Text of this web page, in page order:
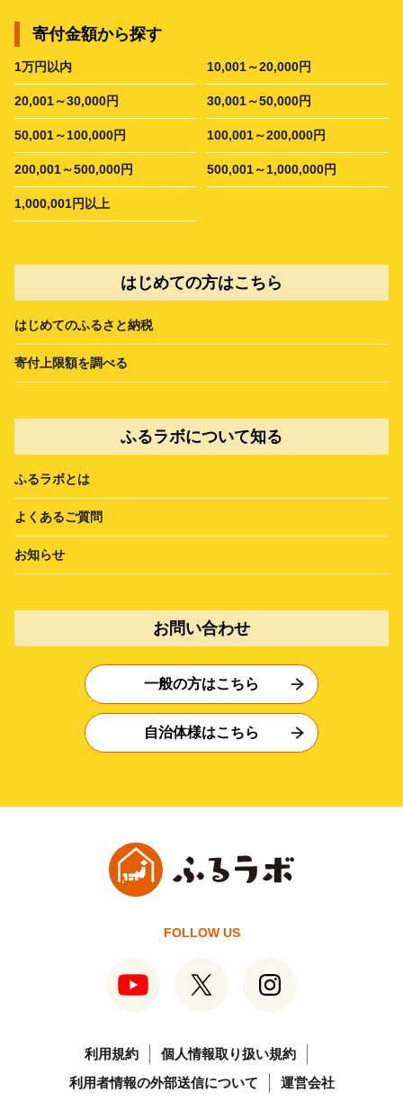
寄付金額から探す
1万円以内 10,001～20,000円
20,001～30,000円 30,001～50,000円
50,001～100,000円 100,001～200,000円
200,001～500,000円 500,001～1,000,000円
1,000,001円以上
はじめての方はこちら
はじめてのふるさと納税
寄付上限額を調べる
ふるラボについて知る
ふるラボとは
よくあるご質問
お知らせ
お問い合わせ
一般の方はこちら
自治体様はこちら
FOLLOW US
利用規約
個人情報取り扱い規約
利用者情報の外部送信について
運営会社